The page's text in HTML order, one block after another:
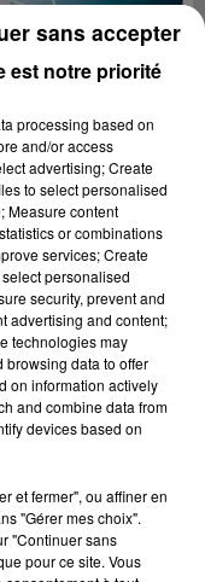
2024 À 07H31
est notre priorité
processing based on
and/or access
advertising; Create
to select personalised
Measure content
or combinations
services; Create
personalised
security, prevent and
advertising and content;
technologies may
browsing data to offer
on information actively
and combine data from
devices based on
et fermer", ou affiner en
"Gérer mes choix".
"Continuer sans
pour ce site. Vous
sans accepter